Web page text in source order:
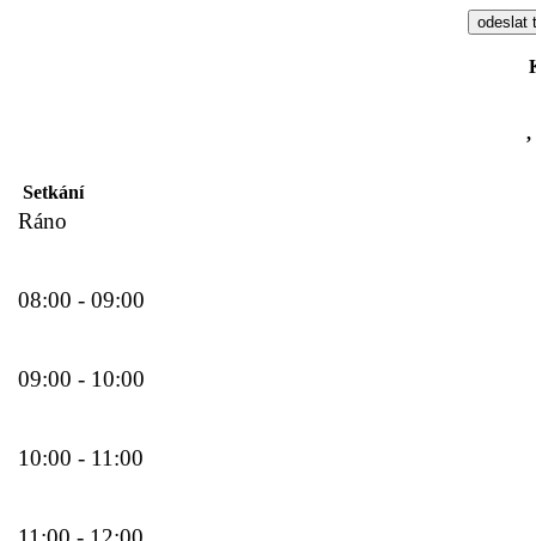
,
Setkání
Ráno
08:00 - 09:00
09:00 - 10:00
10:00 - 11:00